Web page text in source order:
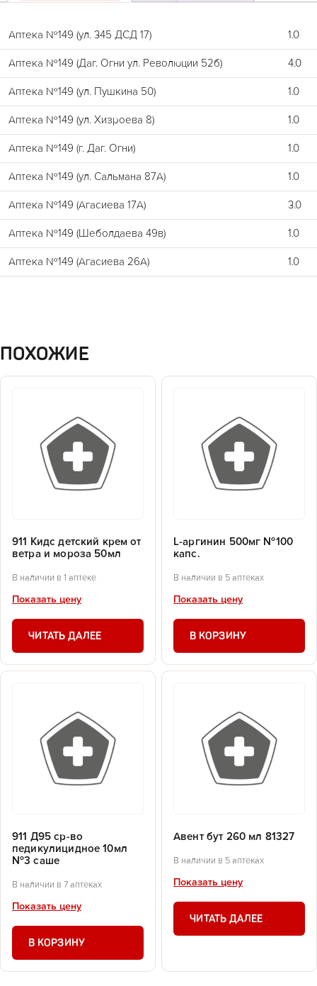
Аптека №149 (ул. 345 ДСД 17) 1.0
Аптека №149 (Даг. Огни ул. Революции 52б) 4.0
Аптека №149 (ул. Пушкина 50) 1.0
Аптека №149 (ул. Хизроева 8) 1.0
Аптека №149 (г. Даг. Огни) 1.0
Аптека №149 (ул. Сальмана 87А) 1.0
Аптека №149 (Агасиева 17А) 3.0
Аптека №149 (Шеболдаева 49в) 1.0
Аптека №149 (Агасиева 26А) 1.0
ПОХОЖИЕ
911 Кидс детский крем от
ветра и мороза 50мл
В наличии в 1 аптеке
Показать цену
ЧИТАТЬ ДАЛЕЕ
L-аргинин 500мг №100
капс.
В наличии в 5 аптеках
Показать цену
В КОРЗИНУ
911 Д95 ср-во
педикулицидное 10мл
№3 саше
В наличии в 7 аптеках
Показать цену
В КОРЗИНУ
Авент бут 260 мл 81327
В наличии в 5 аптеках
Показать цену
ЧИТАТЬ ДАЛЕЕ